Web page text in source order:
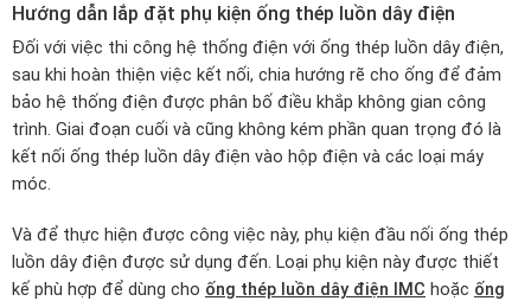
Hướng dẫn lắp đặt phụ kiện ống thép luồn dây điện
Đối với việc thi công hệ thống điện với ống thép luồn dây điện,
sau khi hoàn thiện việc kết nối, chia hướng rẽ cho ống để đảm
bảo hệ thống điện được phân bố điều khắp không gian công
trình. Giai đoạn cuối và cũng không kém phần quan trọng đó là
kết nối ống thép luồn dây điện vào hộp điện và các loại máy
móc.
Và để thực hiện được công việc này, phụ kiện đầu nối ống thép
luồn dây điện được sử dụng đến. Loại phụ kiện này được thiết
kế phù hợp để dùng cho ống thép luồn dây điện IMC hoặc ống